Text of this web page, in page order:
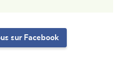
sur Facebook